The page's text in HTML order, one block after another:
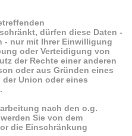
dürfen diese Daten -
- nur mit Ihrer Einwilligung
oder Verteidigung von
der Rechte einer anderen
oder aus Gründen eines
Union oder eines
nach den o.g.
Sie von dem
die Einschränkung